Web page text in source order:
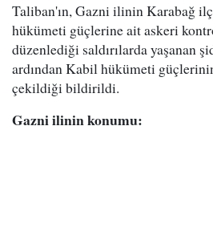
Taliban'ın, Gazni ilinin Karabağ
hükümeti güçlerine ait askeri
düzenlediği saldırılarda yaşanan
ardından Kabil hükümeti
çekildiği bildirildi.
Gazni ilinin konumu: